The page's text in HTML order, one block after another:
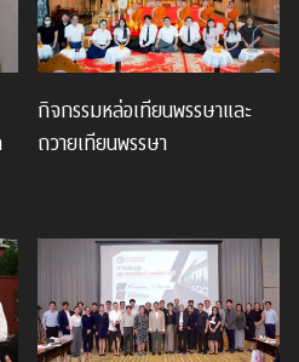
กิจกรรมหล่อเทียนพรรษาและ
ถวายเทียนพรรษา